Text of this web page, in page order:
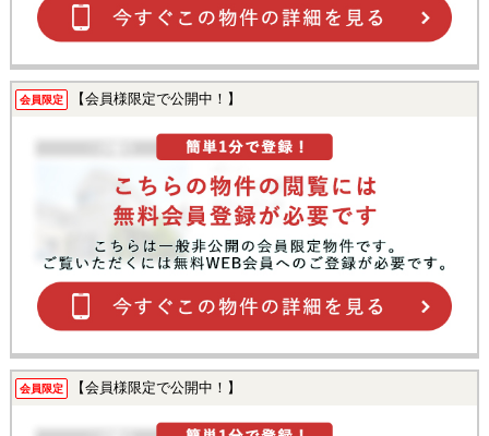
会員限定 【会員様限定で公開中！】
会員限定 【会員様限定で公開中！】